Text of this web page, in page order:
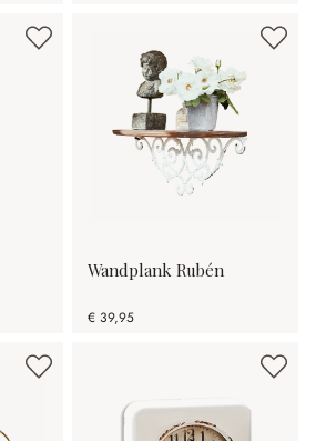
Wandplank Rubén
€ 39,95